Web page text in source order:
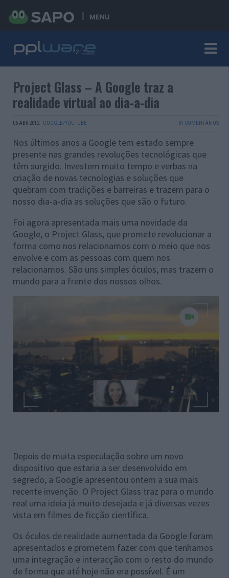
MENU
Project Glass – A Google traz a
realidade virtual ao dia-a-dia
06 ABR 2012 · GOOGLE/YOUTUBE 31 COMENTÁRIOS
Nos últimos anos a Google tem estado sempre
presente nas grandes revoluções tecnológicas que
têm surgido. Investem muito tempo e verbas na
criação de novas tecnologias e soluções que
quebram com tradições e barreiras e trazem para o
nosso dia-a-dia as soluções que são o futuro.
Foi agora apresentada mais uma novidade da
Google, o Project Glass, que promete revolucionar a
forma como nos relacionamos com o meio que nos
envolve e com as pessoas com quem nos
relacionamos. São uns simples óculos, mas trazem o
mundo para a frente dos nossos olhos.
Depois de muita especulação sobre um novo
dispositivo que estaria a ser desenvolvido em
segredo, a Google apresentou ontem a sua mais
recente invenção. O Project Glass traz para o mundo
real uma ideia já muito desejada e já diversas vezes
vista em filmes de ficção científica.
Os óculos de realidade aumentada da Google foram
apresentados e prometem fazer com que tenhamos
uma integração e interacção com o resto do mundo
de forma que até hoje não era possível. É um